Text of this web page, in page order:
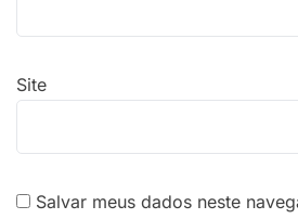
Site
Salvar meus dados neste